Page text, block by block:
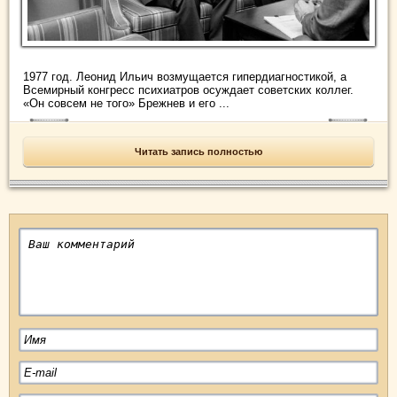
1977 год. Леонид Ильич возмущается гипердиагностикой, а
Всемирный конгресс психиатров осуждает советских коллег.
«Он совсем не того» Брежнев и его ...
Читать запись полностью